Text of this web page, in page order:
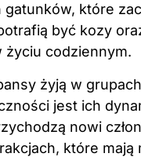
które
być kozy
życiu codziennym.
żyją w
jest ich
nowi
które mają